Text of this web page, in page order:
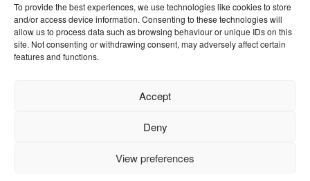
To provide the best experiences, we use technologies like cookies to store
and/or access device information. Consenting to these technologies will
allow us to process data such as browsing behaviour or unique IDs on this
site. Not consenting or withdrawing consent, may adversely affect certain
features and functions.
Accept
Deny
View preferences
Collectie
Duurzaamheid
Een dealer vinden
Veelgestelde vragen